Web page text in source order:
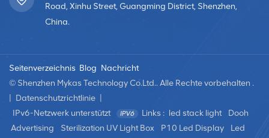
Road, Xinhu Street, Guangming District, Shenzhen,
China.
Seitenverzeichnis Blog Nachricht
© Shenzhen Mykas Technology Co.Ltd.. Alle Rechte vorbehalten .
Datenschutzrichtlinie
IPv6-Netzwerk unterstützt
Links : led stack light
Dooh
Advertising
Sterilization UV Light Box P10 Led Display
Led